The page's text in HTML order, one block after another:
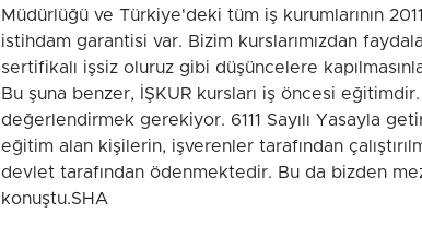
Müdürlüğü ve Türkiye'deki tüm iş kurumlarının
istihdam garantisi var. Bizim kurslarımızdan
sertifikalı işsiz oluruz gibi düşüncelere
Bu şuna benzer, İŞKUR kursları iş öncesi
değerlendirmek gerekiyor. 6111 Sayılı Yasayla
eğitim alan kişilerin, işverenler tarafından
devlet tarafından ödenmektedir. Bu da bizden
konuştu.SHA